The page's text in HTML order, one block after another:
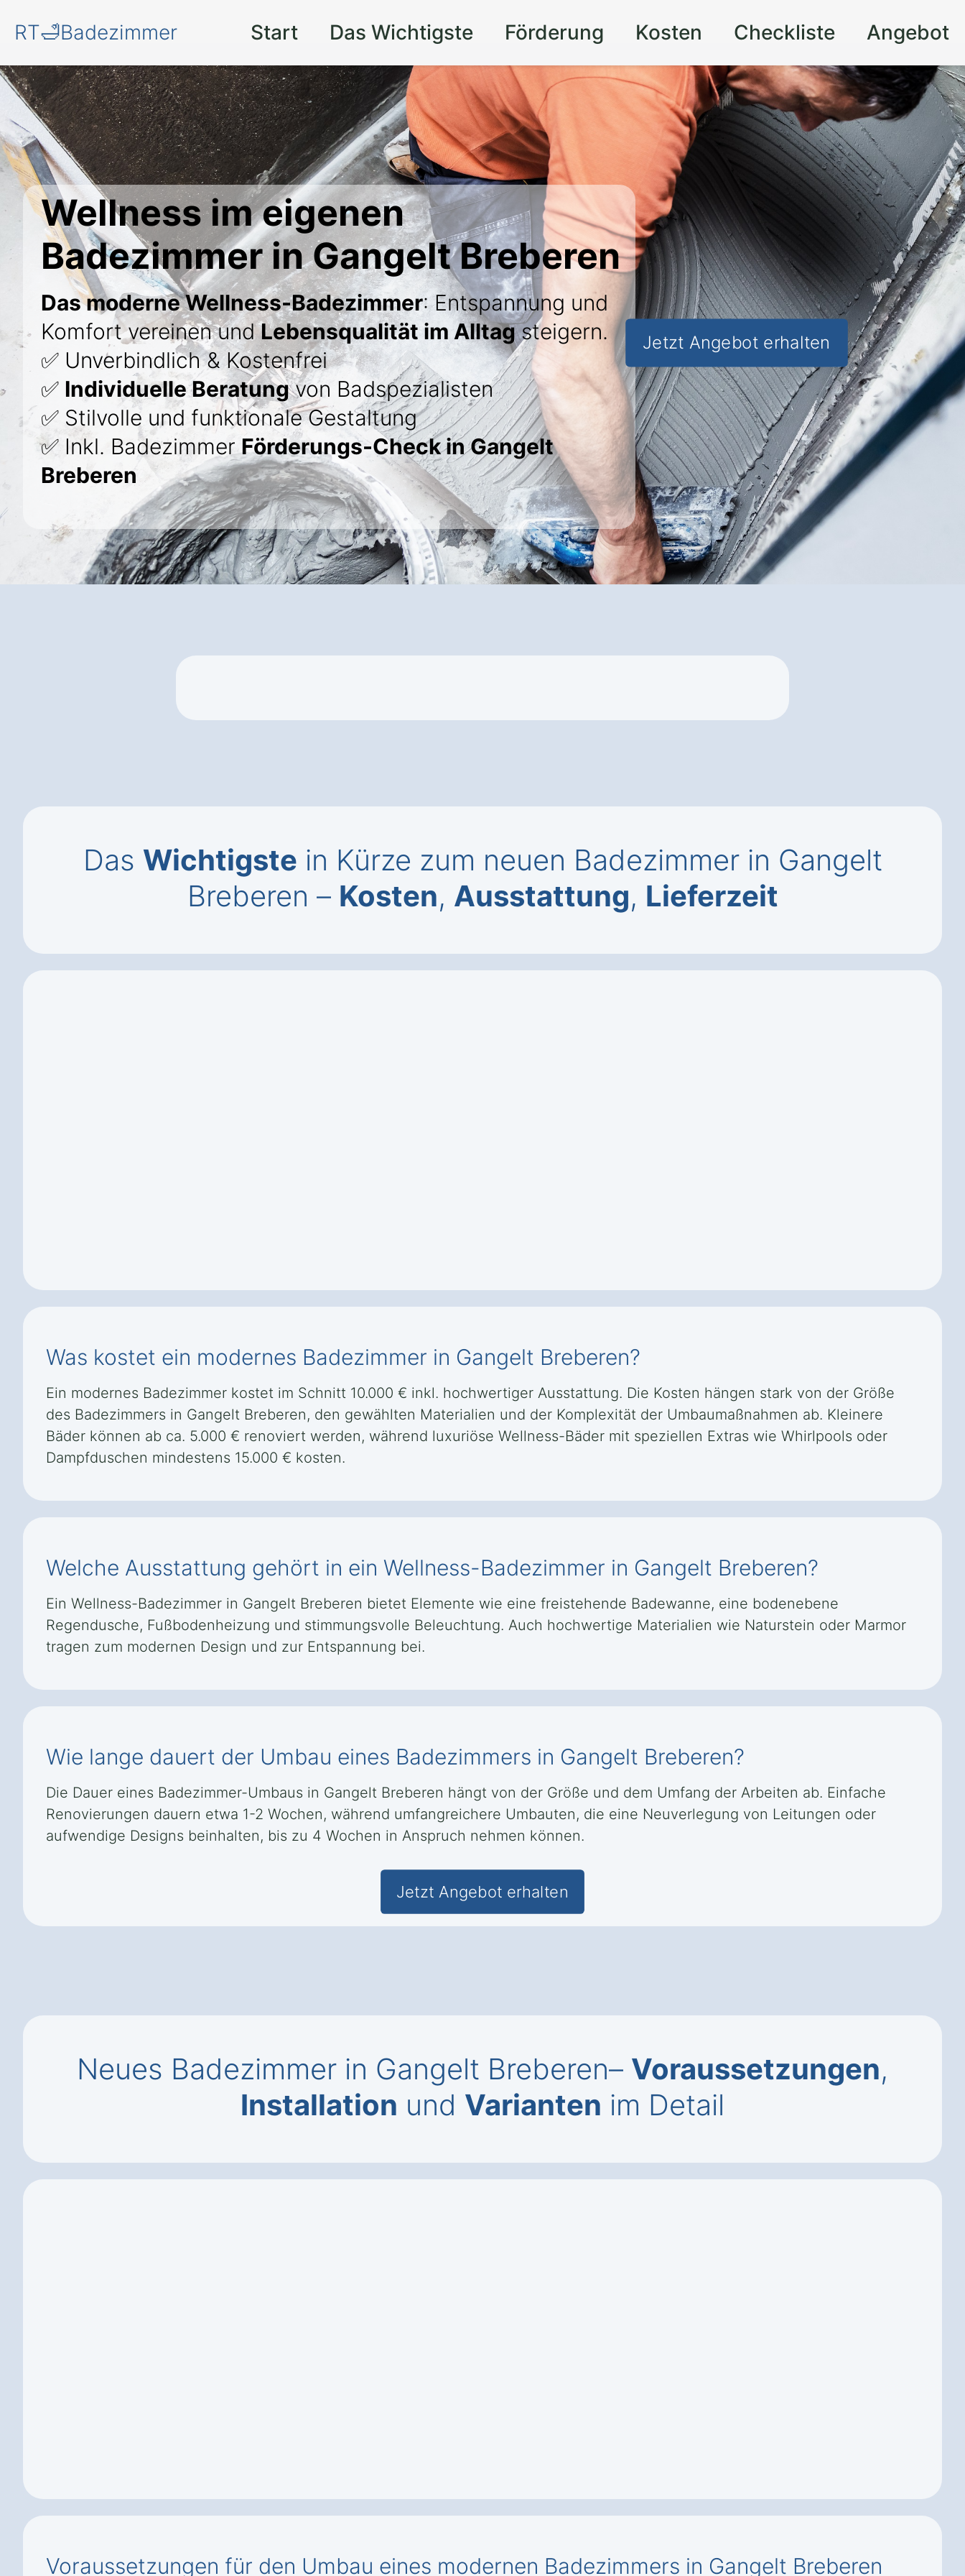
RT🛁Badezimmer Start Das Wichtigste Förderung Kosten Checkliste Angebot
Wellness im eigenen
Badezimmer in Gangelt Breberen
Das moderne Wellness-Badezimmer: Entspannung und
Komfort vereinen undLebensqualität im Alltagsteigern.
✅ Unverbindlich & Kostenfrei
✅ Individuelle Beratungvon Badspezialisten
✅ Stilvolle und funktionale Gestaltung
✅ Inkl. BadezimmerFörderungs-Check in Gangelt
Breberen
Jetzt Angebot erhalten
Das Wichtigste in Kürze zum neuen Badezimmer in Gangelt
Breberen – Kosten, Ausstattung, Lieferzeit
Was kostet ein modernes Badezimmer in Gangelt Breberen?
Ein modernes Badezimmer kostet im Schnitt 10.000 € inkl. hochwertiger Ausstattung. Die Kosten hängen stark von der Größe
des Badezimmers in Gangelt Breberen, den gewählten Materialien und der Komplexität der Umbaumaßnahmen ab. Kleinere
Bäder können ab ca. 5.000 € renoviert werden, während luxuriöse Wellness-Bäder mit speziellen Extras wie Whirlpools oder
Dampfduschen mindestens 15.000 € kosten.
Welche Ausstattung gehört in ein Wellness-Badezimmer in Gangelt Breberen?
Ein Wellness-Badezimmer in Gangelt Breberen bietet Elemente wie eine freistehende Badewanne, eine bodenebene
Regendusche, Fußbodenheizung und stimmungsvolle Beleuchtung. Auch hochwertige Materialien wie Naturstein oder Marmor
tragen zum modernen Design und zur Entspannung bei.
Wie lange dauert der Umbau eines Badezimmers in Gangelt Breberen?
Die Dauer eines Badezimmer-Umbaus in Gangelt Breberen hängt von der Größe und dem Umfang der Arbeiten ab. Einfache
Renovierungen dauern etwa 1-2 Wochen, während umfangreichere Umbauten, die eine Neuverlegung von Leitungen oder
aufwendige Designs beinhalten, bis zu 4 Wochen in Anspruch nehmen können.
Jetzt Angebot erhalten
Neues Badezimmer in Gangelt Breberen– Voraussetzungen,
Installation und Varianten im Detail
Voraussetzungen für den Umbau eines modernen Badezimmers in Gangelt Breberen